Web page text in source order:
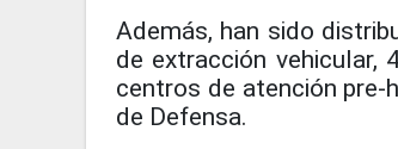
Además, han sido
de extracción vehicular,
centros de atención
de Defensa.